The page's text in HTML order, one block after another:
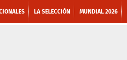
LA SELECCIÓN MUNDIAL 2026